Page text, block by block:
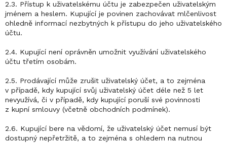
2.3. Přístup k uživatelskému účtu je zabezpečen uživatelským
jménem a heslem. Kupující je povinen zachovávat mlčenlivost
ohledně informací nezbytných k přístupu do jeho uživatelského
účtu.
2.4. Kupující není oprávněn umožnit využívání uživatelského
účtu třetím osobám.
2.5. Prodávající může zrušit uživatelský účet, a to zejména
v případě, kdy kupující svůj uživatelský účet déle než 5 let
nevyužívá, či v případě, kdy kupující poruší své povinnosti
z kupní smlouvy (včetně obchodních podmínek).
2.6. Kupující bere na vědomí, že uživatelský účet nemusí být
dostupný nepřetržitě, a to zejména s ohledem na nutnou